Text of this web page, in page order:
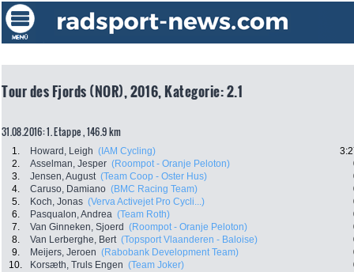
Tour des Fjords (NOR), 2016, Kategorie: 2.1
31.08.2016: 1. Etappe , 146.9 km
1. Howard, Leigh (IAM Cycling)
2.
Asselman, Jesper (Roompot - Oranje Peloton)
3.
Jensen, August (Team Coop - Oster Hus)
4.
Caruso, Damiano (BMC Racing Team)
5.
Koch, Jonas (Verva Activejet Pro Cycli...)
6.
Pasqualon, Andrea (Team Roth)
7.
Van Ginneken, Sjoerd (Roompot - Oranje Peloton)
8.
Van Lerberghe, Bert (Topsport Vlaanderen - Baloise)
9.
Meijers, Jeroen (Rabobank Development Team)
10.
Korsæth, Truls Engen (Team Joker)